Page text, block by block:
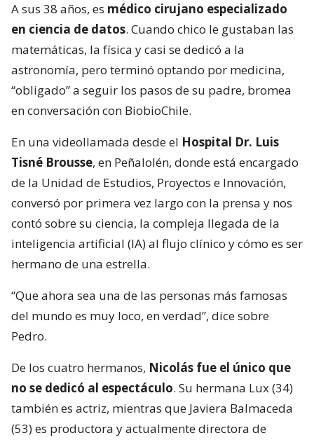
A sus 38 años, es médico cirujano especializado
en ciencia de datos. Cuando chico le gustaban las
matemáticas, la física y casi se dedicó a la
astronomía, pero terminó optando por medicina,
“obligado” a seguir los pasos de su padre, bromea
en conversación con BiobioChile.
En una videollamada desde el Hospital Dr. Luis
Tisné Brousse, en Peñalolén, donde está encargado
de la Unidad de Estudios, Proyectos e Innovación,
conversó por primera vez largo con la prensa y nos
contó sobre su ciencia, la compleja llegada de la
inteligencia artificial (IA) al flujo clínico y cómo es ser
hermano de una estrella.
“Que ahora sea una de las personas más famosas
del mundo es muy loco, en verdad”, dice sobre
Pedro.
De los cuatro hermanos, Nicolás fue el único que
no se dedicó al espectáculo. Su hermana Lux (34)
también es actriz, mientras que Javiera Balmaceda
(53) es productora y actualmente directora de